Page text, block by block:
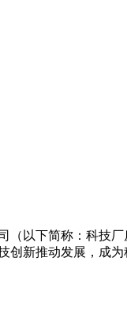
（以下简称：科技
创新推动发展，成